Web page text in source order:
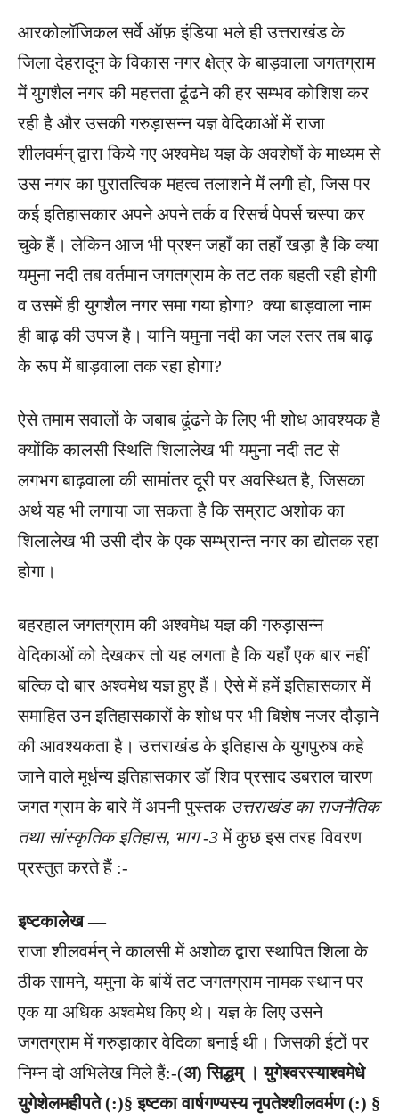
आरकोलॉजिकल सर्वे ऑफ़ इंडिया भले ही उत्तराखंड के
जिला देहरादून के विकास नगर क्षेत्र के बाड़वाला जगतग्राम
में युगशैल नगर की महत्तता ढूंढने की हर सम्भव कोशिश कर
रही है और उसकी गरुड़ासन्न यज्ञ वेदिकाओं में राजा
शीलवर्मन् द्वारा किये गए अश्वमेध यज्ञ के अवशेषों के माध्यम से
उस नगर का पुरातत्विक महत्व तलाशने में लगी हो, जिस पर
कई इतिहासकार अपने अपने तर्क व रिसर्च पेपर्स चस्पा कर
चुके हैं। लेकिन आज भी प्रश्न जहाँ का तहाँ खड़ा है कि क्या
यमुना नदी तब वर्तमान जगतग्राम के तट तक बहती रही होगी
व उसमें ही युगशैल नगर समा गया होगा? क्या बाड़वाला नाम
ही बाढ़ की उपज है। यानि यमुना नदी का जल स्तर तब बाढ़
के रूप में बाड़वाला तक रहा होगा?
ऐसे तमाम सवालों के जबाब ढूंढने के लिए भी शोध आवश्यक है
क्योंकि कालसी स्थिति शिलालेख भी यमुना नदी तट से
लगभग बाढ़वाला की सामांतर दूरी पर अवस्थित है, जिसका
अर्थ यह भी लगाया जा सकता है कि सम्राट अशोक का
शिलालेख भी उसी दौर के एक सम्भ्रान्त नगर का द्योतक रहा
होगा।
बहरहाल जगतग्राम की अश्वमेध यज्ञ की गरुड़ासन्न
वेदिकाओं को देखकर तो यह लगता है कि यहाँ एक बार नहीं
बल्कि दो बार अश्वमेध यज्ञ हुए हैं। ऐसे में हमें इतिहासकार में
समाहित उन इतिहासकारों के शोध पर भी बिशेष नजर दौड़ाने
की आवश्यकता है। उत्तराखंड के इतिहास के युगपुरुष कहे
जाने वाले मूर्धन्य इतिहासकार डॉ शिव प्रसाद डबराल चारण
जगत ग्राम के बारे में अपनी पुस्तक उत्तराखंड का राजनैतिक
तथा सांस्कृतिक इतिहास, भाग -3में कुछ इस तरह विवरण
प्रस्तुत करते हैं :-
इष्टकालेख —
राजा शीलवर्मन् ने कालसी में अशोक द्वारा स्थापित शिला के
ठीक सामने, यमुना के बांयें तट जगतग्राम नामक स्थान पर
एक या अधिक अश्वमेध किए थे। यज्ञ के लिए उसने
जगतग्राम में गरुड़ाकार वेदिका बनाई थी। जिसकी ईटों पर
निम्न दो अभिलेख मिले हैं:-(अ) सिद्धम् । युगेश्वरस्याश्वमेधे
युगेशेलमहीपते (:)§ इष्टका वार्षगण्यस्य नृपतेश्शीलवर्मण (:) §